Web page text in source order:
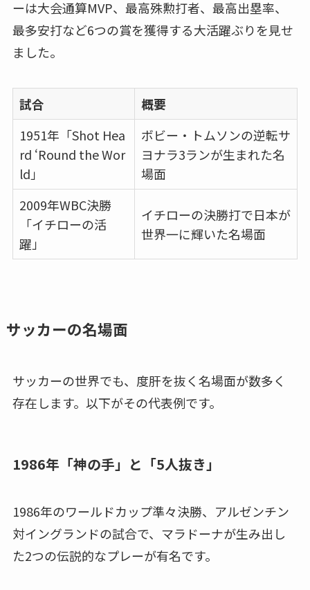
ーは大会通算MVP、最高殊勲打者、最高出塁率、
最多安打など6つの賞を獲得する大活躍ぶりを見せ
ました。
試合
概要
1951年「Shot Hea
rd ‘Round the Wor
ld」
ボビー・トムソンの逆転サ
ヨナラ3ランが生まれた名
場面
2009年WBC決勝
「イチローの活
躍」
イチローの決勝打で日本が
世界一に輝いた名場面
サッカーの名場面
サッカーの世界でも、度肝を抜く名場面が数多く
存在します。以下がその代表例です。
1986年「神の手」と「5人抜き」
1986年のワールドカップ準々決勝、アルゼンチン
対イングランドの試合で、マラドーナが生み出し
た2つの伝説的なプレーが有名です。